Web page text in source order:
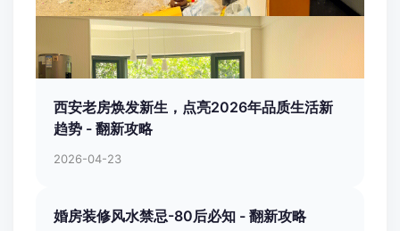
西安老房焕发新生，点亮2026年品质生活新
趋势 - 翻新攻略
2026-04-23
婚房装修风水禁忌-80后必知 - 翻新攻略